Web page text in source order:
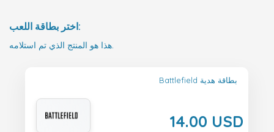
اختر بطاقة اللعب:
هذا هو المنتج الذي تم استلامه.
Battlefield بطاقة هدية
14.00 USD